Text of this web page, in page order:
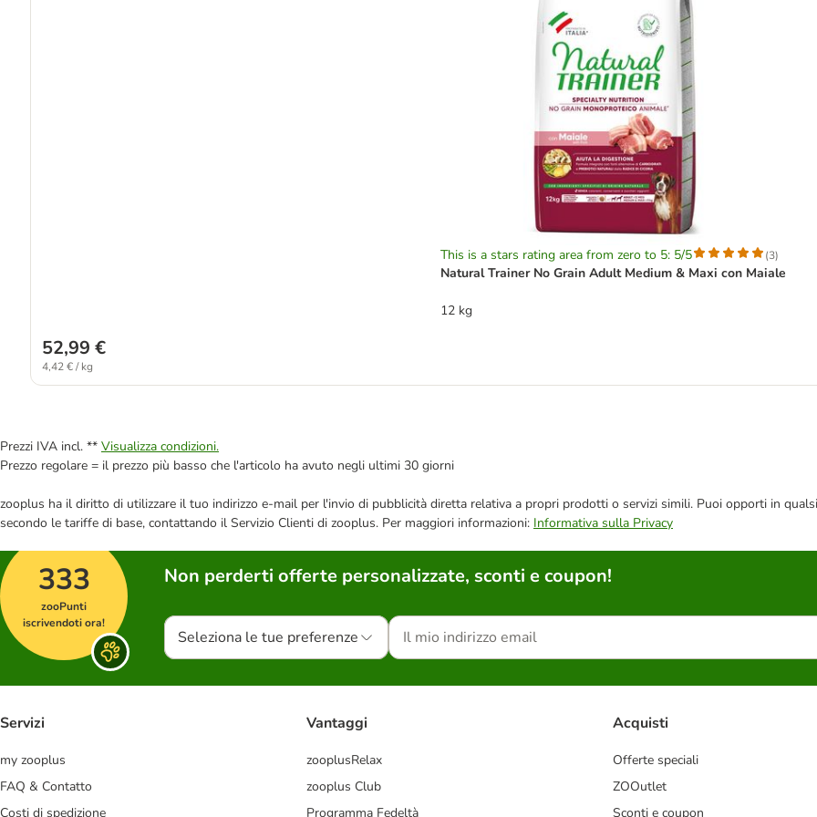
This is a stars rating area from zero to 5: 5/5 (3)
Natural Trainer No Grain Adult Medium & Maxi con Maiale
12 kg
52,99 €
4,42 € / kg
Prezzi IVA incl. ** Visualizza condizioni.
Prezzo regolare = il prezzo più basso che l'articolo ha avuto negli ultimi 30 giorni
zooplus ha il diritto di utilizzare il tuo indirizzo e-mail per l'invio di pubblicità diretta relativa a propri prodotti o servizi simili. Puoi opporti in
secondo le tariffe di base, contattando il Servizio Clienti di zooplus. Per maggiori informazioni: Informativa sulla Privacy
333
zooPunti
iscrivendoti ora!
Non perderti offerte personalizzate, sconti e coupon!
Seleziona le tue preferenze
Servizi
my zooplus
FAQ & Contatto
Costi di spedizione
Vantaggi
zooplusRelax
zooplus Club
Programma Fedeltà
Acquisti
Offerte speciali
ZOOutlet
Sconti e coupon